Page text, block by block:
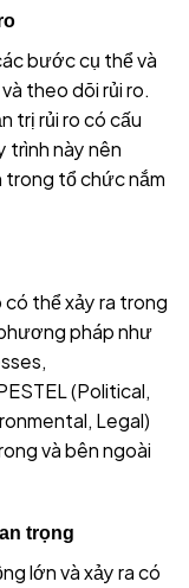
bước cụ thể và
theo dõi rủi ro.
trị rủi ro có cấu
trình này nên
tổ chức nắm
có thể xảy ra trong
pháp như
(Political,
Legal)
và bên ngoài
trọng
lớn và xảy ra có